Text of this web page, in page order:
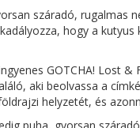
száradó, rugalmas
hogy a
GOTCHA! Lost
aki beolvassa a
helyzetét, és